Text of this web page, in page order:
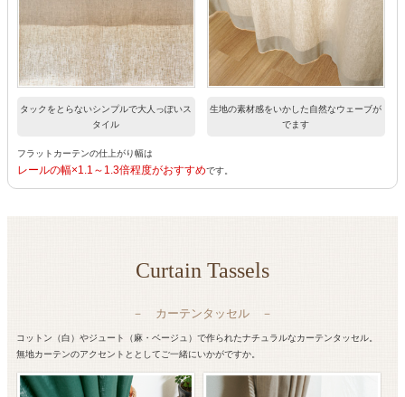
タックをとらないシンプルで大人っぽいス
タイル
生地の素材感をいかした自然なウェーブが
でます
フラットカーテンの仕上がり幅は
レールの幅×1.1～1.3倍程度がおすすめです。
Curtain Tassels
－ カーテンタッセル －
コットン（白）やジュート（麻・ベージュ）で作られたナチュラルなカーテンタッセル。
無地カーテンのアクセントととしてご一緒にいかがですか。